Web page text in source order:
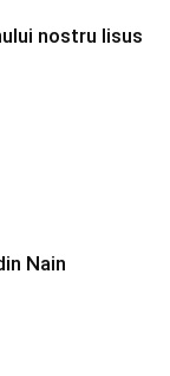
nostru Iisus
Nain